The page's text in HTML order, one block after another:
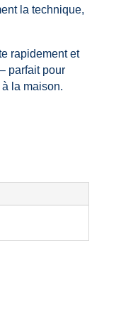
la technique,
rapidement et
parfait pour
la maison.